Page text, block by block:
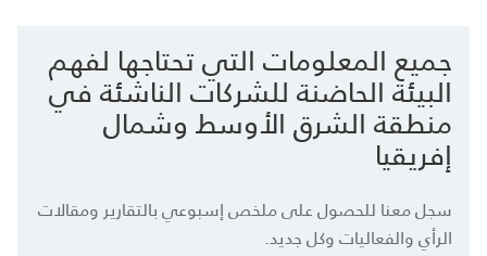
جميع المعلومات التي تحتاجها لفهم
البيئة الحاضنة للشركات الناشئة في
منطقة الشرق الأوسط وشمال
إفريقيا
سجل معنا للحصول على ملخص إسبوعي بالتقارير ومقالات
الرأي والفعاليات وكل جديد.